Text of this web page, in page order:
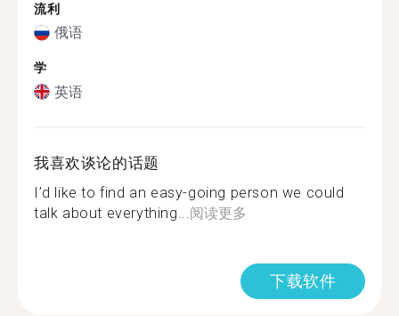
流利
俄语
学
英语
我喜欢谈论的话题
I’d like to find an easy-going person we could
talk about everything... 阅读更多
下载软件